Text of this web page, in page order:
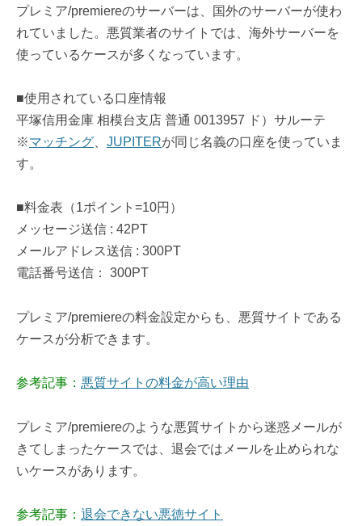
プレミア/premiereのサーバーは、国外のサーバーが使わ
れていました。悪質業者のサイトでは、海外サーバーを
使っているケースが多くなっています。
■使用されている口座情報
平塚信用金庫 相模台支店 普通 0013957 ド）サルーテ
※マッチング JUPITERが同じ名義の口座を使っていま
す。
■料金表（1ポイント=10円）
メッセージ送信 : 42PT
メールアドレス送信 : 300PT
電話番号送信： 300PT
プレミア/premiereの料金設定からも、悪質サイトである
ケースが分析できます。
参考記事： 悪質サイトの料金が高い理由
プレミア/premiereのような悪質サイトから迷惑メールが
きてしまったケースでは、退会ではメールを止められな
いケースがあります。
参考記事： 退会できない悪徳サイト